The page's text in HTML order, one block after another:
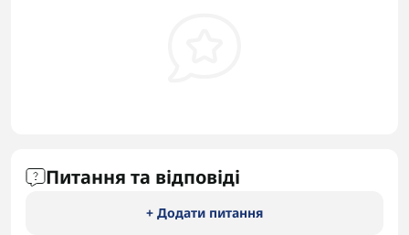
Питання та відповіді
+ Додати питання